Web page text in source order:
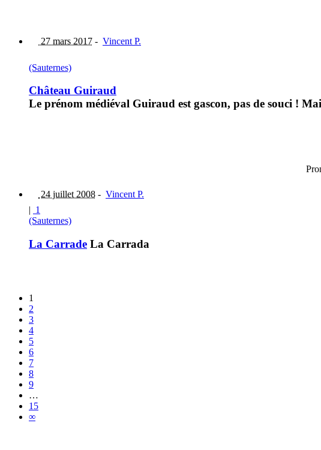
27 mars 2017 - Vincent P.
(Sauternes)
Château Guiraud
Le prénom médiéval Guiraud est gascon, pas de souci !
24 juillet 2008 - Vincent P.
| 1
(Sauternes)
La Carrade La Carrada
1
2
3
4
5
6
7
8
9
…
15
∞